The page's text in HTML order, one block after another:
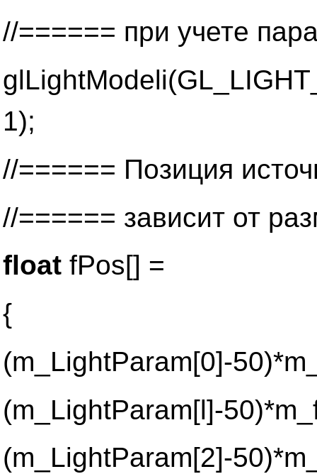
//====== при учете
1);
//====== Позиция
//====== зависит от
float fPos[] =
{
(m_LightParam[0]-
(m_LightParam[l]-
(m_LightParam[2]-